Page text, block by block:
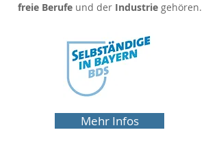
freie Berufeund der Industriegehören.
Mehr Infos